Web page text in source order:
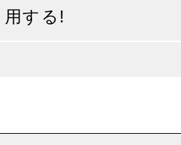
用する!